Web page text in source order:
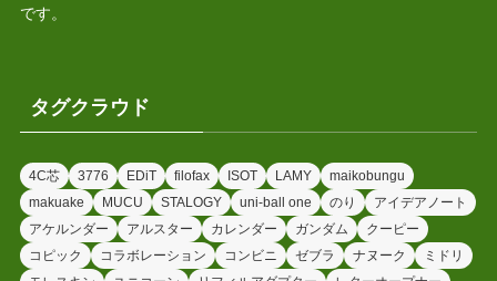
です。
タグクラウド
4C芯 3776 EDiT filofax ISOT LAMY
maikobungu
makuake
MUCU STALOGY uni-ball one のり
アイデアノート
アケルンダー
アルスター カレンダー ガンダム
クーピー
コピック
コラボレーション コンビニ ゼブラ ナヌーク
ミドリ